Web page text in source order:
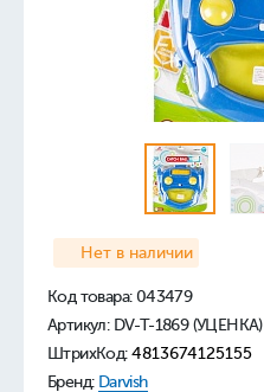
Нет в наличии
Код товара: 043479
Артикул: DV-T-1869 (УЦЕНКА)
ШтрихКод: 4813674125155
Бренд: Darvish